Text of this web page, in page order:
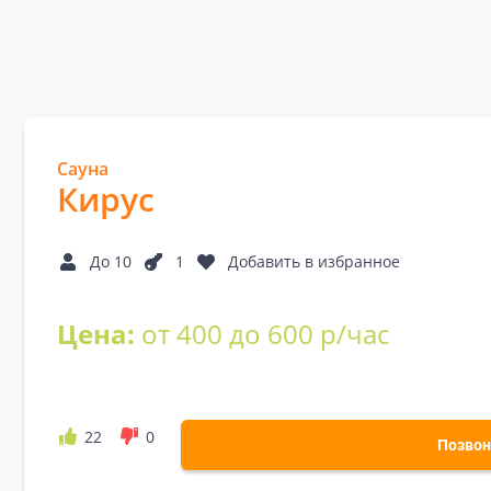
Сауна
Кирус
До 10 1 Добавить в избранное
Цена: от 400 до 600 р/час
22 0